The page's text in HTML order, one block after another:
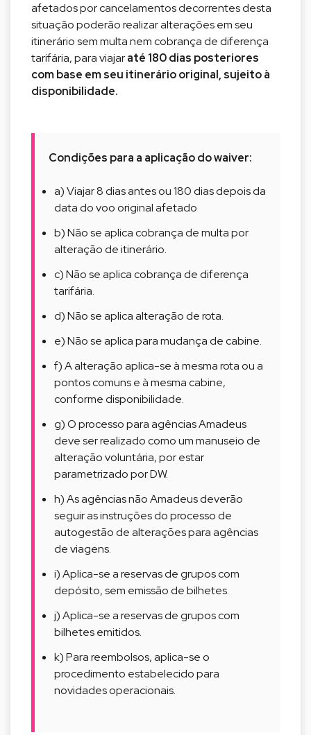
afetados por cancelamentos decorrentes desta
situação poderão realizar alterações em seu
itinerário sem multa nem cobrança de diferença
tarifária, para viajaraté 180 dias posteriores
com base em seu itinerário original, sujeito à
disponibilidade.
Condições para a aplicação do waiver:
a) Viajar 8 dias antes ou 180 dias depois da
data do voo original afetado
b) Não se aplica cobrança de multa por
alteração de itinerário.
c) Não se aplica cobrança de diferença
tarifária.
d) Não se aplica alteração de rota.
e) Não se aplica para mudança de cabine.
f) A alteração aplica-se à mesma rota ou a
pontos comuns e à mesma cabine,
conforme disponibilidade.
g) O processo para agências Amadeus
deve ser realizado como um manuseio de
alteração voluntária, por estar
parametrizado por DW.
h) As agências não Amadeus deverão
seguir as instruções do processo de
autogestão de alterações para agências
de viagens.
i) Aplica-se a reservas de grupos com
depósito, sem emissão de bilhetes.
j) Aplica-se a reservas de grupos com
bilhetes emitidos.
k) Para reembolsos, aplica-se o
procedimento estabelecido para
novidades operacionais.